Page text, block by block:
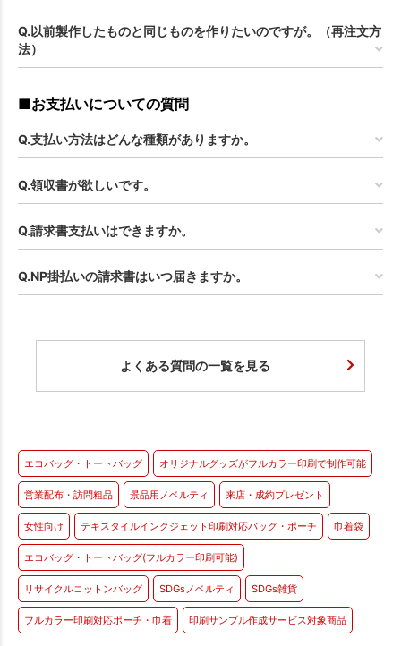
Q.以前製作したものと同じものを作りたいのですが。（再注文方
法）
■お支払いについての質問
Q.支払い方法はどんな種類がありますか。
Q.領収書が欲しいです。
Q.請求書支払いはできますか。
Q.NP掛払いの請求書はいつ届きますか。
よくある質問の一覧を見る
エコバッグ・トートバッグ オリジナルグッズがフルカラー印刷で制作可能
営業配布・訪問粗品 景品用ノベルティ 来店・成約プレゼント
女性向け テキスタイルインクジェット印刷対応バッグ・ポーチ 巾着袋
エコバッグ・トートバッグ(フルカラー印刷可能)
リサイクルコットンバッグ SDGsノベルティ SDGs雑貨
フルカラー印刷対応ポーチ・巾着 印刷サンプル作成サービス対象商品